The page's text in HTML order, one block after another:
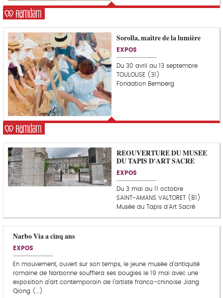
C
o
u
p
d
e
c
o
e
u
r
Sorolla, maître de la lumière
EXPOS
Du 30 avril au 13 septembre
TOULOUSE (31)
Fondation Bemberg
REOUVERTURE DU MUSEE
DU TAPIS D'ART SACRE
EXPOS
Du 3 mai au 11 octobre
SAINT-AMANS VALTORET (81)
Musée du Tapis d'Art Sacré
Narbo Via a cinq ans
EXPOS
En mouvement, ouvert sur son temps, le jeune musée d’antiquité
romaine de Narbonne soufflera ses bougies le 19 mai avec une
exposition d’art contemporain de l’artiste franco-chinoise Jiang
Qiong (…)